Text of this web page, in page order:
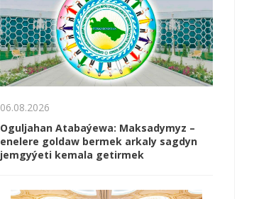
06.08.2026
Oguljahan Atabaýewa: Maksadymyz –
enelere goldaw bermek arkaly sagdyn
jemgyýeti kemala getirmek